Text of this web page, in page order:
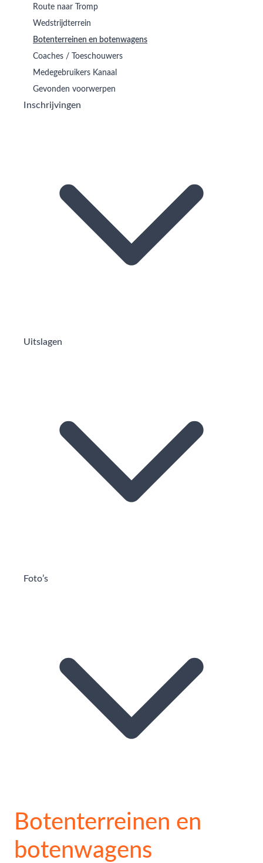
Route naar Tromp
Wedstrijdterrein
Botenterreinen en botenwagens
Coaches / Toeschouwers
Medegebruikers Kanaal
Gevonden voorwerpen
Inschrijvingen
Uitslagen
Foto’s
Botenterreinen en
botenwagens